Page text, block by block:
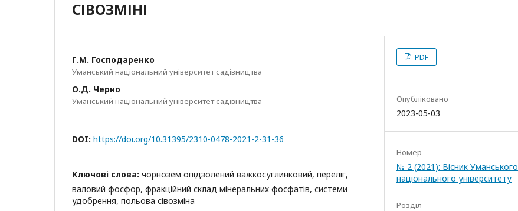
СІВОЗМІНІ
Г.М. Господаренко
Уманський національний університет садівництва
О.Д. Черно
Уманський національний університет садівництва
DOI: https://doi.org/10.31395/2310-0478-2021-2-31-36
Ключові слова: чорнозем опідзолений важкосуглинковий, переліг,
валовий фосфор, фракційний склад мінеральних фосфатів, системи
удобрення, польова сівозміна
PDF
Опубліковано
2023-05-03
Номер
№ 2 (2021): Вісник Уманського
національного університету
Розділ